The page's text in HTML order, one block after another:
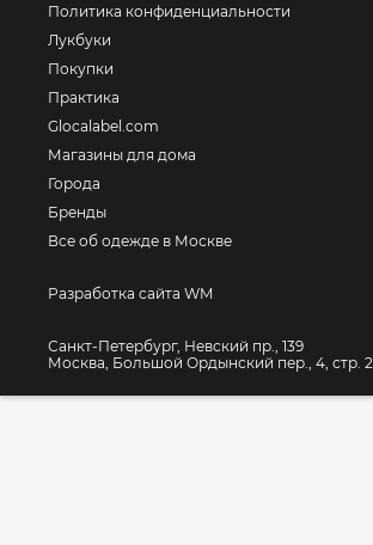
Политика конфиденциальности
Лукбуки
Покупки
Практика
Glocalabel.com
Магазины для дома
Города
Бренды
Все об одежде в Москве
Разработка сайта WM
Санкт-Петербург, Невский пр., 139
Москва, Большой Ордынский пер., 4, стр. 2